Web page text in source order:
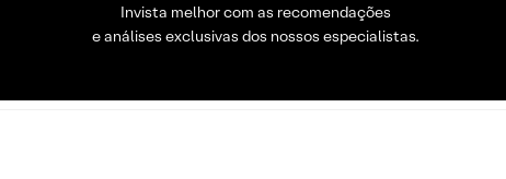
Invista melhor com as recomendações
e análises exclusivas dos nossos especialistas.